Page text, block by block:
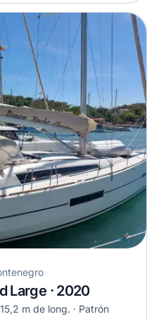
Large · 2020
15,2 m de long.
Patrón